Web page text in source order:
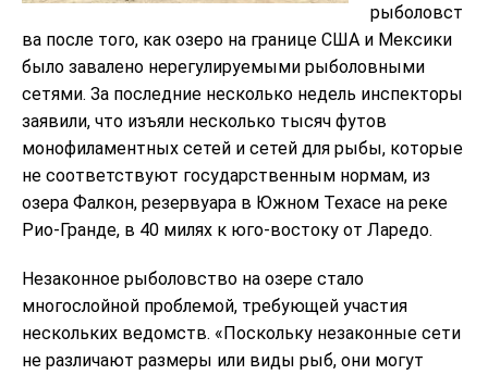
рыболовст
ва после того, как озеро на границе США и Мексики
было завалено нерегулируемыми рыболовными
сетями. За последние несколько недель инспекторы
заявили, что изъяли несколько тысяч футов
монофиламентных сетей и сетей для рыбы, которые
не соответствуют государственным нормам, из
озера Фалкон, резервуара в Южном Техасе на реке
Рио-Гранде, в 40 милях к юго-востоку от Ларедо.
Незаконное рыболовство на озере стало
многослойной проблемой, требующей участия
нескольких ведомств. «Поскольку незаконные сети
не различают размеры или виды рыб, они могут